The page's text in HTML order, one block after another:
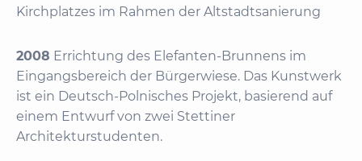
Kirchplatzes im Rahmen der Altstadtsanierung
2008 Errichtung des Elefanten-Brunnens im
Eingangsbereich der Bürgerwiese. Das Kunstwerk
ist ein Deutsch-Polnisches Projekt, basierend auf
einem Entwurf von zwei Stettiner
Architekturstudenten.